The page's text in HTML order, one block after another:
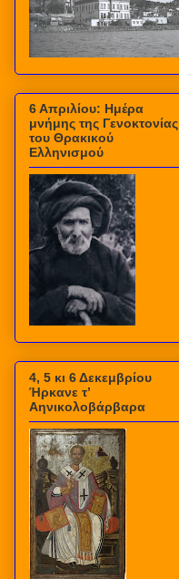
6 Απριλίου: Ημέρα
μνήμης της Γενοκτονίας
του Θρακικού
Ελληνισμού
4, 5 κι 6 Δεκεμβρίου
Ήρκανε τ’
Αηνικολοβάρβαρα